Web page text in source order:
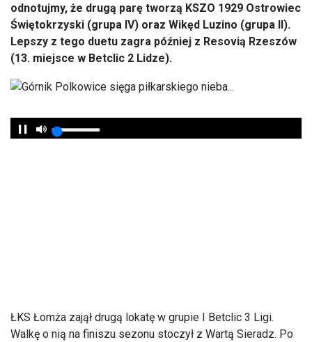
odnotujmy, że drugą parę tworzą KSZO 1929 Ostrowiec
Świętokrzyski (grupa IV) oraz Wikęd Luzino (grupa II).
Lepszy z tego duetu zagra później z Resovią Rzeszów
(13. miejsce w Betclic 2 Lidze).
ŁKS Łomża zajął drugą lokatę w grupie I Betclic 3 Ligi.
Walkę o nią na finiszu sezonu stoczył z Wartą Sieradz. Po